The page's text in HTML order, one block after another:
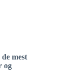
mest
og